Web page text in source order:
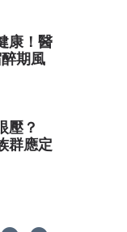
康！醫
期風
壓？
群應定